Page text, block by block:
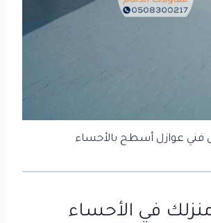
فني عوازل أسطح بالأحساء
في الأحساء